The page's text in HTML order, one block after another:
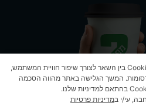
לידיעתך, אתר זה משתמש בקובצי Cookies בין השאר לצורך שיפור חוויית המשתמש,
המשך הגלישה באתר מהווה הסכמה
עי/י במדיניות פרטיות